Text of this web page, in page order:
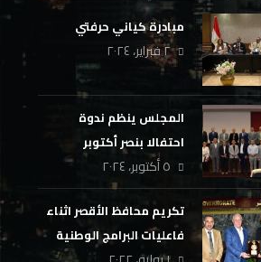
مبادرة كياني حرفتي
٢ فبراير، ٢٠٢٤
المجلس ينظم ندوة
احتفالا بنصر أكتوبر
بالشركة القابضة للغازات
الطبيعية
٥ أكتوبر، ٢٠٢٤
تكريم محافظ الأقصر اثناء
فاعليات البرامج الوطنية